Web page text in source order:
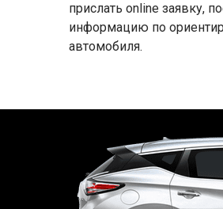
прислать online заявку,
информацию по
автомобиля.